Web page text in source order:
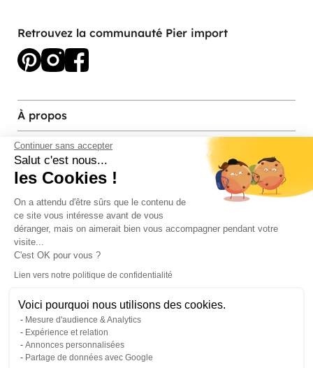
Continuer sans accepter
Salut c'est nous...
les Cookies !
On a attendu d'être sûrs que le contenu de
ce site vous intéresse avant de vous
déranger, mais on aimerait bien vous accompagner pendant votre
visite...
C'est OK pour vous ?
Lien vers notre politique de confidentialité
Voici pourquoi nous utilisons des cookies.
Mesure d'audience & Analytics
Expérience et relation
Annonces personnalisées
Partage de données avec Google
Retrouvez la communauté Pier import
À propos
Services et contact
Magasins et Showrooms
Modes de paiement acceptés
© Pier Import2026